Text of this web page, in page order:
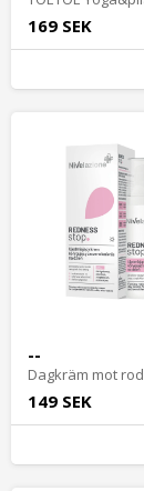
169 SEK
--
149 SEK